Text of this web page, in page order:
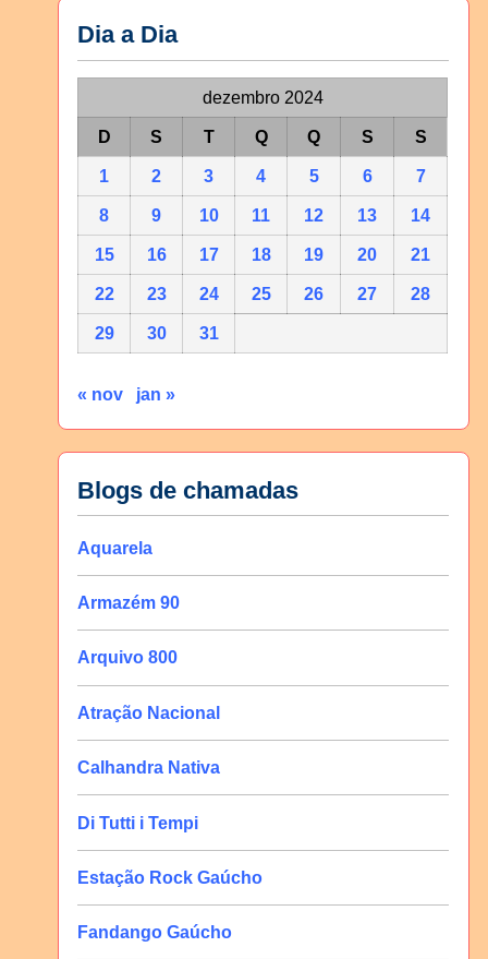
Dia a Dia
dezembro 2024
D S T Q Q S S
1 2 3 4 5 6 7
8 9 10 11 12 13 14
15 16 17 18 19 20 21
22 23 24 25 26 27 28
29 30 31
« nov jan »
Blogs de chamadas
Aquarela
Armazém 90
Arquivo 800
Atração Nacional
Calhandra Nativa
Di Tutti i Tempi
Estação Rock Gaúcho
Fandango Gaúcho